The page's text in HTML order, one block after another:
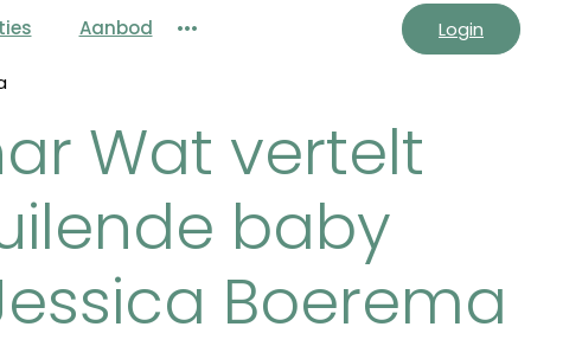
Aanbod ••• Login
Wat vertelt
baby
Boerema